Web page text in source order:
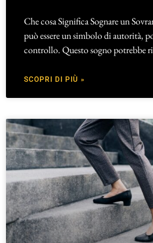
Che cosa Significa Sognare un
può essere un simbolo di autorità,
controllo. Questo sogno potrebbe
SCOPRI DI PIÙ »